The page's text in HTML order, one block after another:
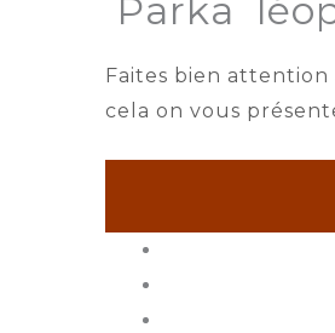
Parka
Faites bien
cela on vous